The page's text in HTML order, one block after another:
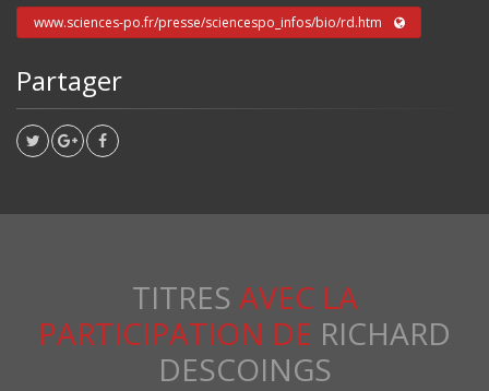
www.sciences-po.fr/presse/sciencespo_infos/bio/rd.htm
Partager
TITRES AVEC LA
PARTICIPATION DE RICHARD
DESCOINGS